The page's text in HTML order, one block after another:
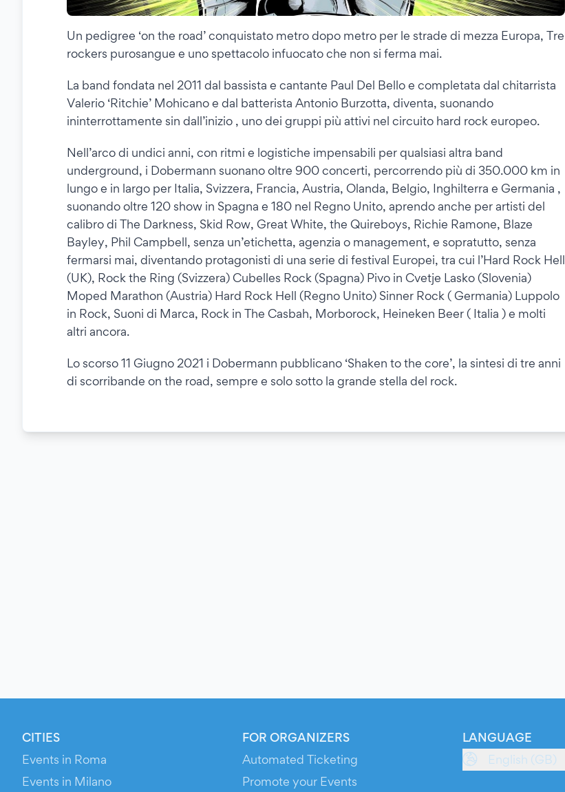
Un pedigree ‘on the road’ conquistato metro dopo metro per le strade di mezza Europa, Tre
rockers purosangue e uno spettacolo infuocato che non si ferma mai.
La band fondata nel 2011 dal bassista e cantante Paul Del Bello e completata dal chitarrista
Valerio ‘Ritchie’ Mohicano e dal batterista Antonio Burzotta, diventa, suonando
ininterrottamente sin dall’inizio , uno dei gruppi più attivi nel circuito hard rock europeo.
Nell’arco di undici anni, con ritmi e logistiche impensabili per qualsiasi altra band
underground, i Dobermann suonano oltre 900 concerti, percorrendo più di 350.000 km in
lungo e in largo per Italia, Svizzera, Francia, Austria, Olanda, Belgio, Inghilterra e Germania ,
suonando oltre 120 show in Spagna e 180 nel Regno Unito, aprendo anche per artisti del
calibro di The Darkness, Skid Row, Great White, the Quireboys, Richie Ramone, Blaze
Bayley, Phil Campbell, senza un’etichetta, agenzia o management, e sopratutto, senza
fermarsi mai, diventando protagonisti di una serie di festival Europei, tra cui l’Hard Rock Hell
(UK), Rock the Ring (Svizzera) Cubelles Rock (Spagna) Pivo in Cvetje Lasko (Slovenia)
Moped Marathon (Austria) Hard Rock Hell (Regno Unito) Sinner Rock ( Germania) Luppolo
in Rock, Suoni di Marca, Rock in The Casbah, Morborock, Heineken Beer ( Italia ) e molti
altri ancora.
Lo scorso 11 Giugno 2021 i Dobermann pubblicano ‘Shaken to the core’, la sintesi di tre anni
di scorribande on the road, sempre e solo sotto la grande stella del rock.
CITIES
Events in Roma
Events in Milano
FOR ORGANIZERS
Automated Ticketing
Promote your Events
LANGUAGE
English (GB)